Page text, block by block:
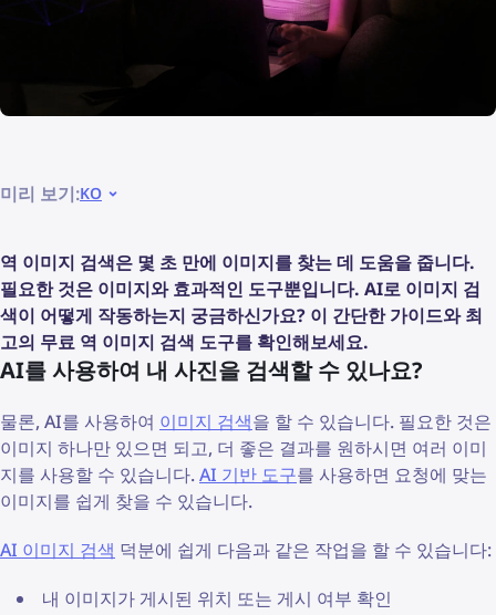
미리 보기:KO
역 이미지 검색은 몇 초 만에 이미지를 찾는 데 도움을 줍니다.
필요한 것은 이미지와 효과적인 도구뿐입니다. AI로 이미지 검
색이 어떻게 작동하는지 궁금하신가요? 이 간단한 가이드와 최
고의 무료 역 이미지 검색 도구를 확인해보세요.
AI를 사용하여 내 사진을 검색할 수 있나요?
물론, AI를 사용하여 이미지 검색을 할 수 있습니다. 필요한 것은
이미지 하나만 있으면 되고, 더 좋은 결과를 원하시면 여러 이미
지를 사용할 수 있습니다.AI 기반 도구를 사용하면 요청에 맞는
이미지를 쉽게 찾을 수 있습니다.
AI 이미지 검색 덕분에 쉽게 다음과 같은 작업을 할 수 있습니다:
내 이미지가 게시된 위치 또는 게시 여부 확인